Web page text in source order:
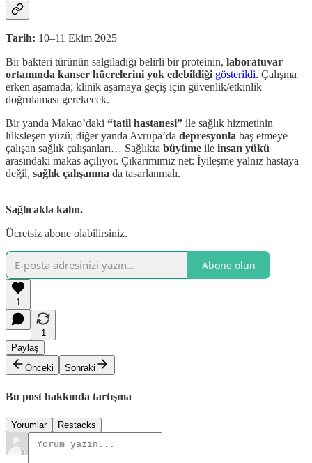
Tarih: 10–11 Ekim 2025
Bir bakteri türünün salgıladığı belirli bir proteinin, laboratuvar
ortamında kanser hücrelerini yok edebildiği gösterildi. Çalışma
erken aşamada; klinik aşamaya geçiş için güvenlik/etkinlik
doğrulaması gerekecek.
Bir yanda Makao’daki “tatil hastanesi” ile sağlık hizmetinin
lüksleşen yüzü; diğer yanda Avrupa’da depresyonla baş etmeye
çalışan sağlık çalışanları… Sağlıkta büyüme ile insan yükü
arasındaki makas açılıyor. Çıkarımımız net: İyileşme yalnız hastaya
değil, sağlık çalışanına da tasarlanmalı.
Sağlıcakla kalın.
Ücretsiz abone olabilirsiniz.
Abone olun
1
1
Paylaş
Önceki
Sonraki
Bu post hakkında tartışma
Yorumlar Restacks